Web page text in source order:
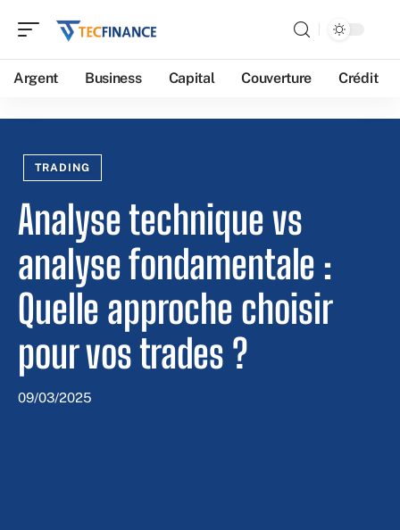
Argent Business Capital Couverture Crédit
TRADING
Analyse technique vs
analyse fondamentale :
Quelle approche choisir
pour vos trades ?
09/03/2025